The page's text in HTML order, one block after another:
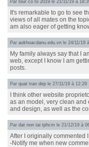
Par tour co to 2019 le 21/11/19 à
It's remarkable to go to see
views of all mates on the
am also eager of getting
Par aokhoacdanu.edu.vn le 24/11/19
My family always say that I
web, except I know I am
posts.
Par quat tran dep le 27/11/19 à 12:29
I think other website
as an model, very clean
and design, as well as the
Par dat non tai tphcm le 21/12/19 à
After I originally commented
-Notify me when new